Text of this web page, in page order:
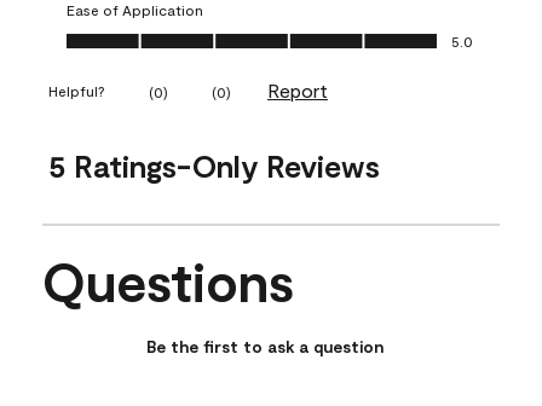
Ease of Application
Ease of Application, 5.0 out of 5
5.0
Helpful? (0) (0) Report
5 Ratings-Only Reviews
No questions have been asked about this product.
Questions
Be the first to ask a question